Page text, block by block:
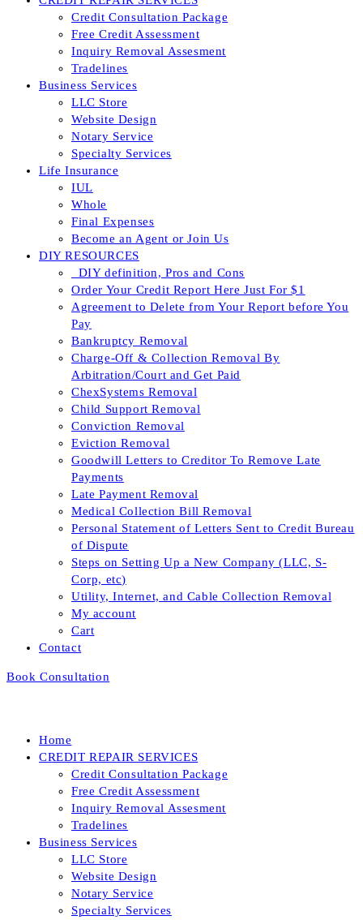
Credit Consultation Package
Free Credit Assessment
Inquiry Removal Assesment
Tradelines
Business Services
LLC Store
Website Design
Notary Service
Specialty Services
Life Insurance
IUL
Whole
Final Expenses
Become an Agent or Join Us
DIY RESOURCES
_DIY definition, Pros and Cons
Order Your Credit Report Here Just For $1
Agreement to Delete from Your Report before You
Pay
Bankruptcy Removal
Charge-Off & Collection Removal By
Arbitration/Court and Get Paid
ChexSystems Removal
Child Support Removal
Conviction Removal
Eviction Removal
Goodwill Letters to Creditor To Remove Late
Payments
Late Payment Removal
Medical Collection Bill Removal
Personal Statement of Letters Sent to Credit Bureau
of Dispute
Steps on Setting Up a New Company (LLC, S-
Corp, etc)
Utility, Internet, and Cable Collection Removal
My account
Cart
Contact
Book Consultation
Home
CREDIT REPAIR SERVICES
Credit Consultation Package
Free Credit Assessment
Inquiry Removal Assesment
Tradelines
Business Services
LLC Store
Website Design
Notary Service
Specialty Services